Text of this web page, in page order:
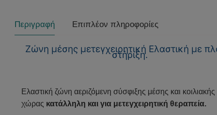
Περιγραφή Επιπλέον πληροφορίες
Ζώνη μέσης μετεγχειρητική Ελαστική με
στήριξη.
Ελαστική ζώνη αεριζόμενη σύσφιξης μέσης και κοιλιακής
χώρας κατάλληλη και για μετεγχειρητική θεραπεία.